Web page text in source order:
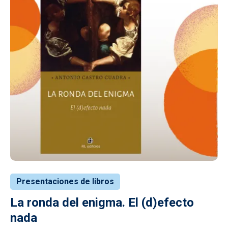
Presentaciones de libros
La ronda del enigma. El (d)efecto
nada